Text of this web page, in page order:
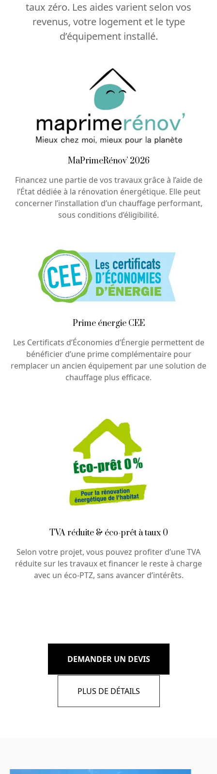
taux zéro. Les aides varient selon vos
revenus, votre logement et le type
d’équipement installé.
MaPrimeRénov’ 2026
Financez une partie de vos travaux grâce à l’aide de
l’État dédiée à la rénovation énergétique. Elle peut
concerner l’installation d’un chauffage performant,
sous conditions d’éligibilité.
Prime énergie CEE
Les Certificats d’Économies d’Énergie permettent de
bénéficier d’une prime complémentaire pour
remplacer un ancien équipement par une solution de
chauffage plus efficace.
TVA réduite & éco-prêt à taux 0
Selon votre projet, vous pouvez profiter d’une TVA
réduite sur les travaux et financer le reste à charge
avec un éco-PTZ, sans avancer d’intérêts.
DEMANDER UN DEVIS
PLUS DE DÉTAILS